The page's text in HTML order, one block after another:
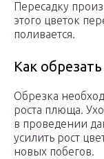
Пересадку
этого цветок
поливается.
Как
Обрезка
роста плюща.
в проведении
усилить рост
новых побегов.